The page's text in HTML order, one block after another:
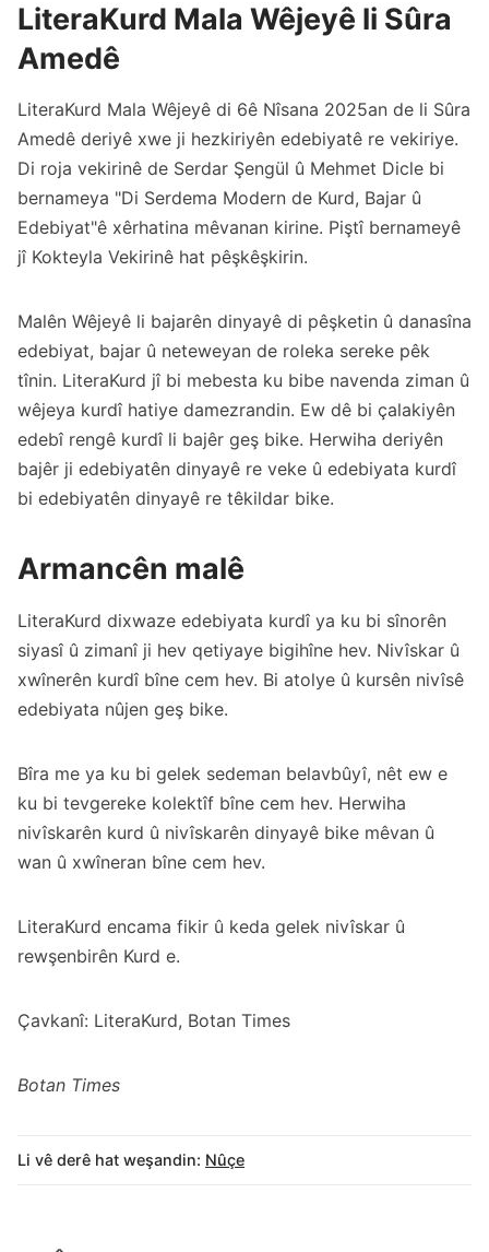
LiteraKurd Mala Wêjeyê li Sûra
Amedê
LiteraKurd Mala Wêjeyê di 6ê Nîsana 2025an de li Sûra
Amedê deriyê xwe ji hezkiriyên edebiyatê re vekiriye.
Di roja vekirinê de Serdar Şengül û Mehmet Dicle bi
bernameya "Di Serdema Modern de Kurd, Bajar û
Edebiyat"ê xêrhatina mêvanan kirine. Piştî bernameyê
jî Kokteyla Vekirinê hat pêşkêşkirin.
Malên Wêjeyê li bajarên dinyayê di pêşketin û danasîna
edebiyat, bajar û neteweyan de roleka sereke pêk
tînin. LiteraKurd jî bi mebesta ku bibe navenda ziman û
wêjeya kurdî hatiye damezrandin. Ew dê bi çalakiyên
edebî rengê kurdî li bajêr geş bike. Herwiha deriyên
bajêr ji edebiyatên dinyayê re veke û edebiyata kurdî
bi edebiyatên dinyayê re têkildar bike.
Armancên malê
LiteraKurd dixwaze edebiyata kurdî ya ku bi sînorên
siyasî û zimanî ji hev qetiyaye bigihîne hev. Nivîskar û
xwînerên kurdî bîne cem hev. Bi atolye û kursên nivîsê
edebiyata nûjen geş bike.
Bîra me ya ku bi gelek sedeman belavbûyî, nêt ew e
ku bi tevgereke kolektîf bîne cem hev. Herwiha
nivîskarên kurd û nivîskarên dinyayê bike mêvan û
wan û xwîneran bîne cem hev.
LiteraKurd encama fikir û keda gelek nivîskar û
rewşenbirên Kurd e.
Çavkanî: LiteraKurd, Botan Times
Botan Times
Li vê derê hat weşandin: Nûçe